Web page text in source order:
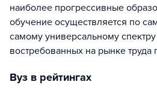
наиболее прогрессивные
обучение осуществляется по
самому универсальному
востребованных на рынке труда
Вуз в рейтингах